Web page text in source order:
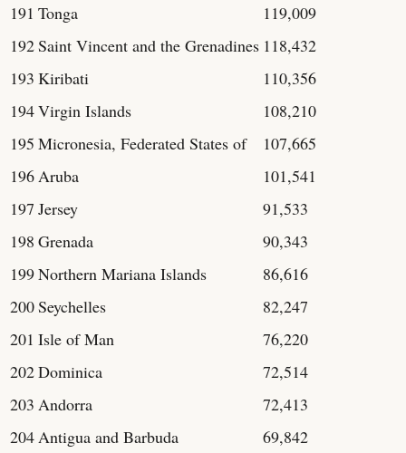
191 Tonga
119,009
192Saint Vincent and the Grenadines 118,432
193 Kiribati
110,356
194Virgin Islands
108,210
195 Micronesia, Federated States of
107,665
196Aruba
101,541
197 Jersey
91,533
198 Grenada
90,343
199Northern Mariana Islands
86,616
200Seychelles
82,247
201 Isle of Man
76,220
202Dominica
72,514
203 Andorra
72,413
204Antigua and Barbuda
69,842